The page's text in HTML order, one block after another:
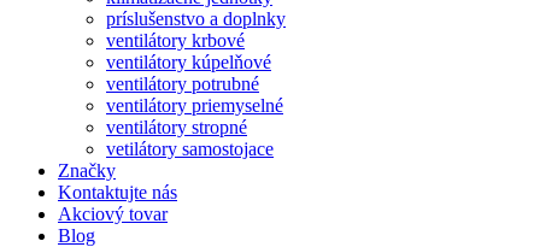
príslušenstvo a doplnky
ventilátory krbové
ventilátory kúpelňové
ventilátory potrubné
ventilátory priemyselné
ventilátory stropné
vetilátory samostojace
Značky
Kontaktujte nás
Akciový tovar
Blog